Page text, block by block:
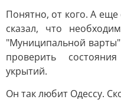
Понятно, от кого. А еще
сказал, что
"Муниципальной
проверить
укрытий.
Он так любит Одессу.